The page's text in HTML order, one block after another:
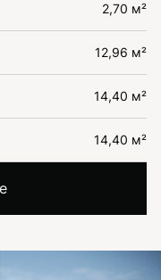
2,70 м²
12,96 м²
14,40 м²
14,40 м²